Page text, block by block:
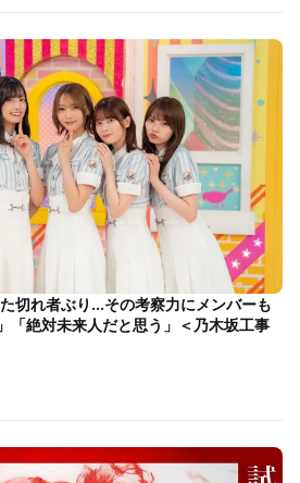
切れ者ぶり…その考察力にメンバーも
「絶対未来人だと思う」＜乃木坂工事